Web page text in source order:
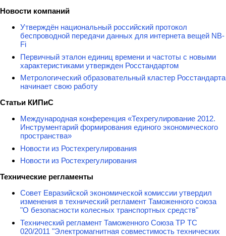
Новости компаний
Утверждён национальный российский протокол
беспроводной передачи данных для интернета вещей NB-
Fi
Первичный эталон единиц времени и частоты с новыми
характеристиками утвержден Росстандартом
Метрологический образовательный кластер Росстандарта
начинает свою работу
Статьи КИПиС
Международная конференция «Техрегулирование 2012.
Инструментарий формирования единого экономического
пространства»
Новости из Ростехрегулирования
Новости из Ростехрегулирования
Технические регламенты
Совет Евразийской экономической комиссии утвердил
изменения в технический регламент Таможенного союза
"О безопасности колесных транспортных средств"
Технический регламент Таможенного Союза ТР ТС
020/2011 "Электромагнитная совместимость технических